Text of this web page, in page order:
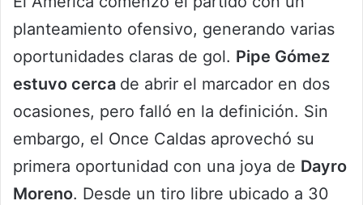
planteamiento ofensivo, generando varias
oportunidades claras de gol. Pipe Gómez
estuvo cerca de abrir el marcador en dos
ocasiones, pero falló en la definición. Sin
embargo, el Once Caldas aprovechó su
primera oportunidad con una joya de Dayro
Moreno. Desde un tiro libre ubicado a 30